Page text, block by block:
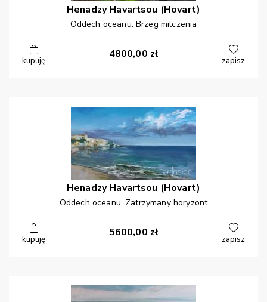
Henadzy Havartsou (Hovart)
Oddech oceanu. Brzeg milczenia
kupuję
4800,00 zł
zapisz
Henadzy Havartsou (Hovart)
Oddech oceanu. Zatrzymany horyzont
kupuję
5600,00 zł
zapisz